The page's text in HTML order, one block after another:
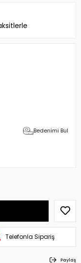
Bedenimi Bul
Telefonla Sipariş
Paylaş